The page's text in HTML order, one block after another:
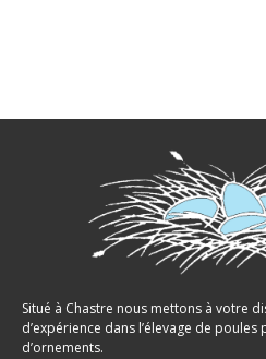
Situé à Chastre nous mettons à votre
d’expérience dans l’élevage de
d’ornements.